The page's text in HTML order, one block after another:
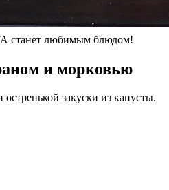
станет любимым блюдом!
и морковью
закуски из капусты.